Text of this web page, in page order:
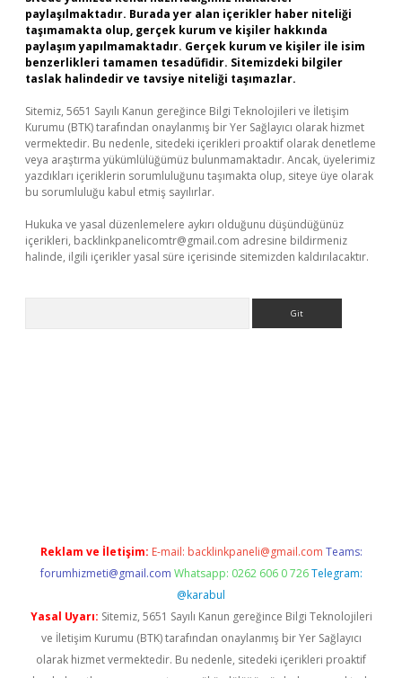
paylaşılmaktadır. Burada yer alan içerikler haber niteliği
taşımamakta olup, gerçek kurum ve kişiler hakkında
paylaşım yapılmamaktadır. Gerçek kurum ve kişiler ile isim
benzerlikleri tamamen tesadüfidir. Sitemizdeki bilgiler
taslak halindedir ve tavsiye niteliği taşımazlar.
Sitemiz, 5651 Sayılı Kanun gereğince Bilgi Teknolojileri ve İletişim
Kurumu (BTK) tarafından onaylanmış bir Yer Sağlayıcı olarak hizmet
vermektedir. Bu nedenle, sitedeki içerikleri proaktif olarak denetleme
veya araştırma yükümlülüğümüz bulunmamaktadır. Ancak, üyelerimiz
yazdıkları içeriklerin sorumluluğunu taşımakta olup, siteye üye olarak
bu sorumluluğu kabul etmiş sayılırlar.
Hukuka ve yasal düzenlemelere aykırı olduğunu düşündüğünüz
içerikleri, backlinkpanelicomtr@gmail.com adresine bildirmeniz
halinde, ilgili içerikler yasal süre içerisinde sitemizden kaldırılacaktır.
Reklam ve İletişim: E-mail: backlinkpaneli@gmail.com Teams:
forumhizmeti@gmail.com Whatsapp: 0262 606 0 726 Telegram:
@karabul
Yasal Uyarı: Sitemiz, 5651 Sayılı Kanun gereğince Bilgi Teknolojileri
ve İletişim Kurumu (BTK) tarafından onaylanmış bir Yer Sağlayıcı
olarak hizmet vermektedir. Bu nedenle, sitedeki içerikleri proaktif